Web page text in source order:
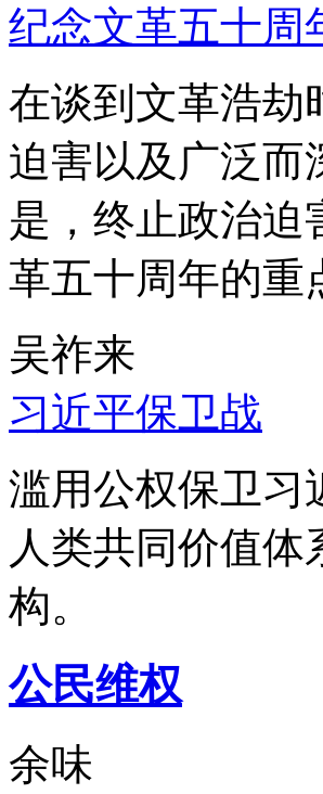
纪念文革五十周
在谈到文革浩劫
迫害以及广泛而
是，终止政治迫
革五十周年的重
吴祚来
习近平保卫战
滥用公权保卫习
人类共同价值
构。
公民维权
余味